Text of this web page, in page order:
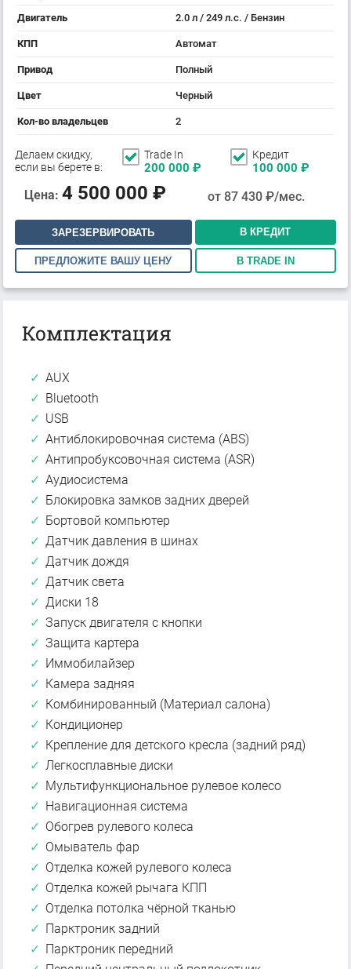
Двигатель 2.0 л / 249 л.с. / Бензин
КПП Автомат
Привод Полный
Цвет Черный
Кол-во владельцев 2
Делаем скидку,
если вы берете в:
Trade In
200 000 ₽
Кредит
100 000 ₽
Цена: 4 500 000 ₽ от 87 430₽/мес.
ЗАРЕЗЕРВИРОВАТЬ В КРЕДИТ
ПРЕДЛОЖИТЕ ВАШУ ЦЕНУ В TRADE IN
Комплектация
AUX
Bluetooth
USB
Антиблокировочная система (ABS)
Антипробуксовочная система (ASR)
Аудиосистема
Блокировка замков задних дверей
Бортовой компьютер
Датчик давления в шинах
Датчик дождя
Датчик света
Диски 18
Запуск двигателя с кнопки
Защита картера
Иммобилайзер
Камера задняя
Комбинированный (Материал салона)
Кондиционер
Крепление для детского кресла (задний ряд)
Легкосплавные диски
Мультифункциональное рулевое колесо
Навигационная система
Обогрев рулевого колеса
Омыватель фар
Отделка кожей рулевого колеса
Отделка кожей рычага КПП
Отделка потолка чёрной тканью
Парктроник задний
Парктроник передний